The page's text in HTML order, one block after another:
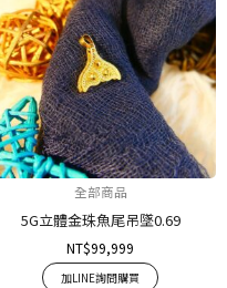
全部商品
5G立體金珠魚尾吊墜0.69
NT$99,999
加LINE詢問購買